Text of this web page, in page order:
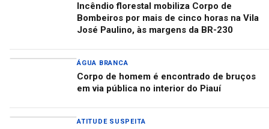
Incêndio florestal mobiliza Corpo de
Bombeiros por mais de cinco horas na Vila
José Paulino, às margens da BR-230
ÁGUA BRANCA
Corpo de homem é encontrado de bruços
em via pública no interior do Piauí
ATITUDE SUSPEITA